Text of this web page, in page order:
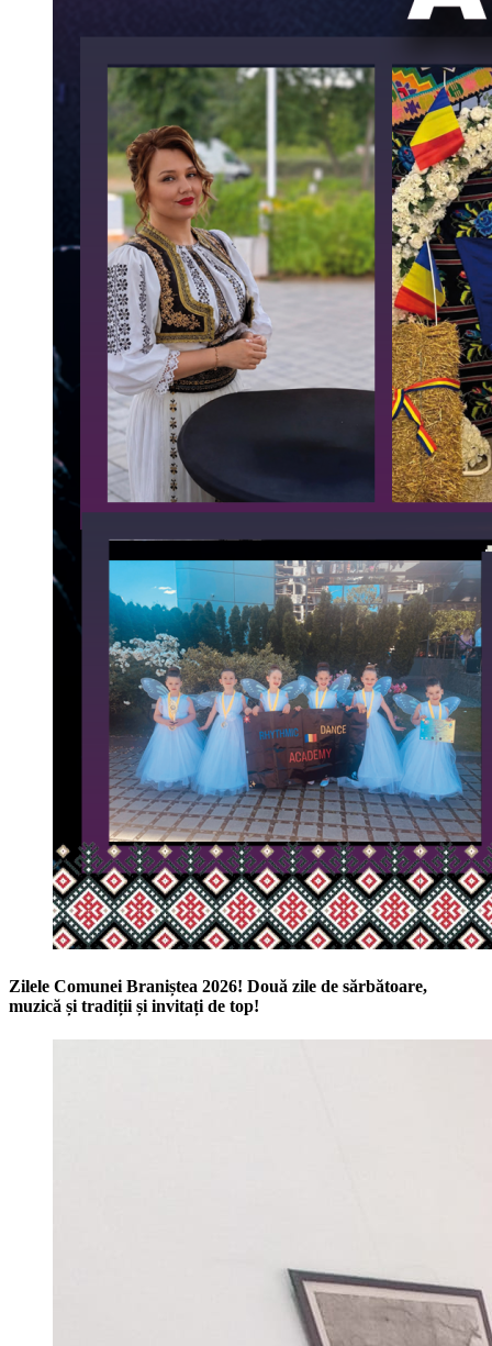
Zilele Comunei Braniștea 2026! Două zile de sărbătoare,
muzică și tradiții și invitați de top!